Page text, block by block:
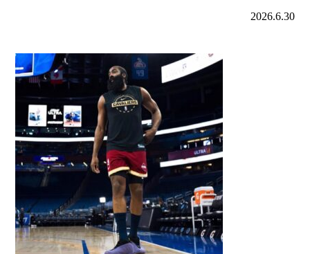
2026.6.30